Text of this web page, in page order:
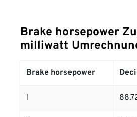
Brake horsepower
milliwatt
Brake horsepower
1